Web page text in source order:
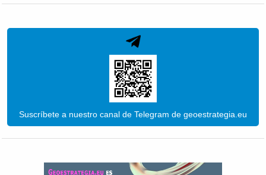
Suscríbete a nuestro canal de Telegram de geoestrategia.eu